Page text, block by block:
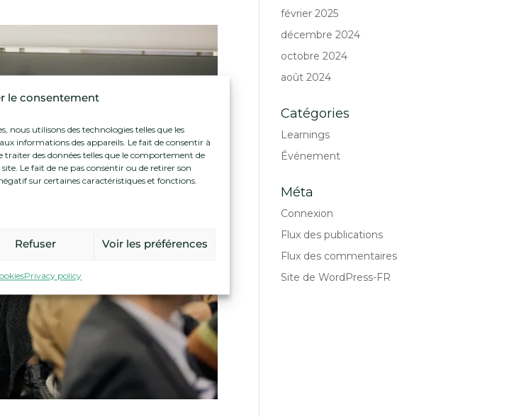
le consentement
nous utilisons des technologies telles que les
informations des appareils. Le fait de consentir à
des données telles que le comportement de
Le fait de ne pas consentir ou de retirer son
sur certaines caractéristiques et fonctions.
Refuser Voir les préférences
Privacy policy
février 2025
décembre 2024
octobre 2024
août 2024
Catégories
Learnings
Événement
Méta
Connexion
Flux des publications
Flux des commentaires
Site de WordPress-FR